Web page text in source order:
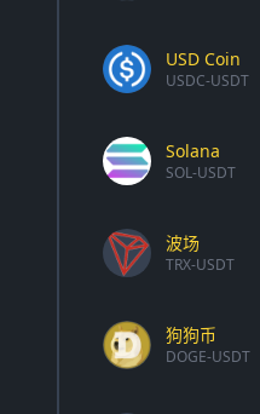
USD Coin
USDC-USDT
Solana
SOL-USDT
波场
TRX-USDT
狗狗币
DOGE-USDT